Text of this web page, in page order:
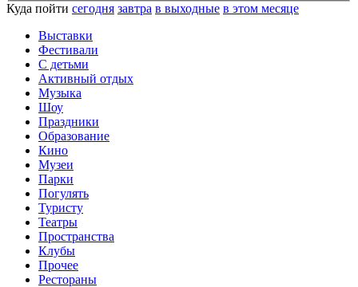
Куда пойти сегодня завтра в выходные в этом месяце
Выставки
Фестивали
С детьми
Активный отдых
Музыка
Шоу
Праздники
Образование
Кино
Музеи
Парки
Погулять
Туристу
Театры
Пространства
Клубы
Прочее
Рестораны